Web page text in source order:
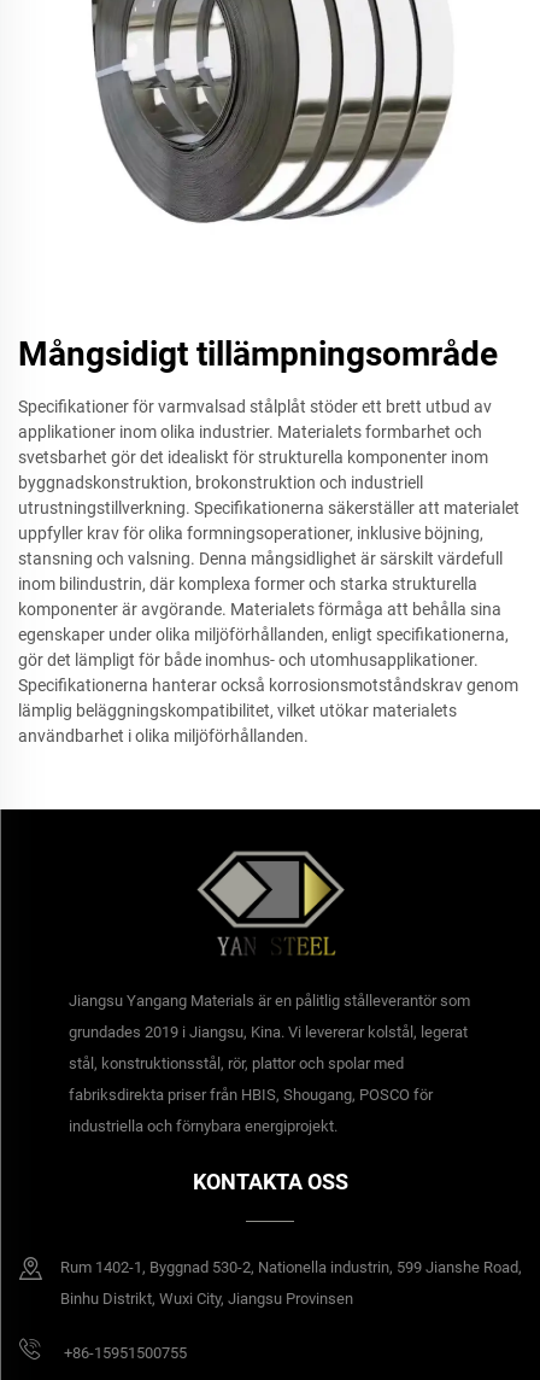
Mångsidigt tillämpningsområde
Specifikationer för varmvalsad stålplåt stöder ett brett utbud av
applikationer inom olika industrier. Materialets formbarhet och
svetsbarhet gör det idealiskt för strukturella komponenter inom
byggnadskonstruktion, brokonstruktion och industriell
utrustningstillverkning. Specifikationerna säkerställer att materialet
uppfyller krav för olika formningsoperationer, inklusive böjning,
stansning och valsning. Denna mångsidlighet är särskilt värdefull
inom bilindustrin, där komplexa former och starka strukturella
komponenter är avgörande. Materialets förmåga att behålla sina
egenskaper under olika miljöförhållanden, enligt specifikationerna,
gör det lämpligt för både inomhus- och utomhusapplikationer.
Specifikationerna hanterar också korrosionsmotståndskrav genom
lämplig beläggningskompatibilitet, vilket utökar materialets
användbarhet i olika miljöförhållanden.
Jiangsu Yangang Materials är en pålitlig stålleverantör som
grundades 2019 i Jiangsu, Kina. Vi levererar kolstål, legerat
stål, konstruktionsstål, rör, plattor och spolar med
fabriksdirekta priser från HBIS, Shougang, POSCO för
industriella och förnybara energiprojekt.
KONTAKTA OSS
Rum 1402-1, Byggnad 530-2, Nationella industrin, 599 Jianshe Road,
Binhu Distrikt, Wuxi City, Jiangsu Provinsen
+86-15951500755